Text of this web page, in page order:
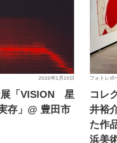
2026年1月10日
展「VISION 星
存」@ 豊田市
フォトレポ
コレ
井裕
た作
浜美